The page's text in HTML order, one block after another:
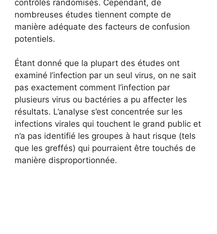
contrôlés randomisés. Cependant, de
nombreuses études tiennent compte de
manière adéquate des facteurs de confusion
potentiels.
Étant donné que la plupart des études ont
examiné l’infection par un seul virus, on ne sait
pas exactement comment l’infection par
plusieurs virus ou bactéries a pu affecter les
résultats. L’analyse s’est concentrée sur les
infections virales qui touchent le grand public et
n’a pas identifié les groupes à haut risque (tels
que les greffés) qui pourraient être touchés de
manière disproportionnée.